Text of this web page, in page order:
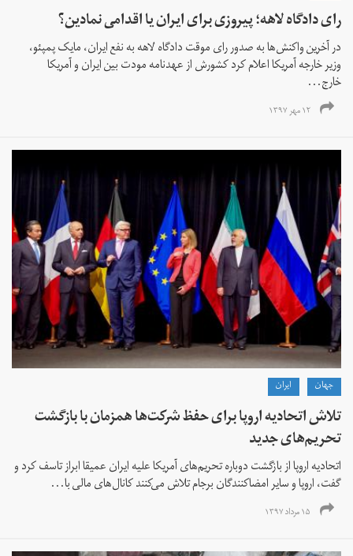
رای دادگاه لاهه؛ پیروزی برای ایران یا اقدامی نمادین؟
در آخرین واکنش‌ها به صدور رای موقت دادگاه لاهه به نفع ایران، مایک پمپئو،
وزیر خارجه آمریکا اعلام کرد کشورش از عهدنامه مودت بین ایران و آمریکا
خارج...
۱۲ مهر ۱۳۹۷
جهان ايران
تلاش اتحادیه اروپا برای حفظ شرکت‌ها همزمان با بازگشت
تحریم‌های جدید
اتحادیه اروپا از بازگشت دوباره تحریم‌های آمریکا علیه ایران عمیقا ابراز تاسف کرد و
گفت، اروپا و سایر امضاکنندگان برجام تلاش می‌‌کنند کانال‌های مالی با...
۱۵ مرداد ۱۳۹۷